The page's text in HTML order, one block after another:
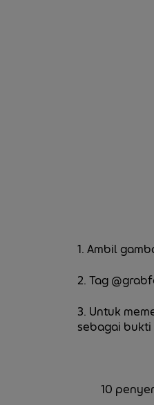
1. Ambil
2. Tag
3. Untuk
sebagai
10